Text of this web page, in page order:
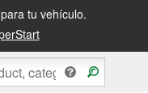
tu vehículo.